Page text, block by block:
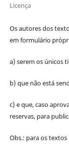
Licença
Os autores dos
em formulário
a) serem os únicos
b) que não está
c) e que, caso
reservas, para
Obs.: para os